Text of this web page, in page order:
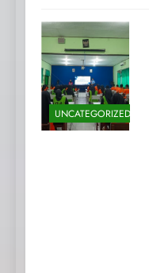
UNCATEGORIZED